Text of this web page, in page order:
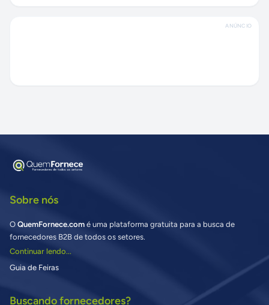
ANÚNCIO
Sobre nós
O QuemFornece.com é uma plataforma gratuita para a busca de
fornecedores B2B de todos os setores.
Continuar lendo...
Guia de Feiras
Buscando fornecedores?